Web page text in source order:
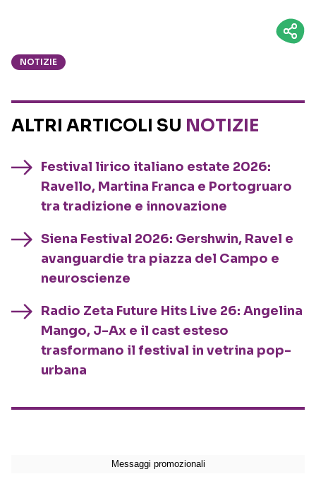
NOTIZIE
ALTRI ARTICOLI SU NOTIZIE
Festival lirico italiano estate 2026:
Ravello, Martina Franca e Portogruaro
tra tradizione e innovazione
Siena Festival 2026: Gershwin, Ravel e
avanguardie tra piazza del Campo e
neuroscienze
Radio Zeta Future Hits Live 26: Angelina
Mango, J-Ax e il cast esteso
trasformano il festival in vetrina pop-
urbana